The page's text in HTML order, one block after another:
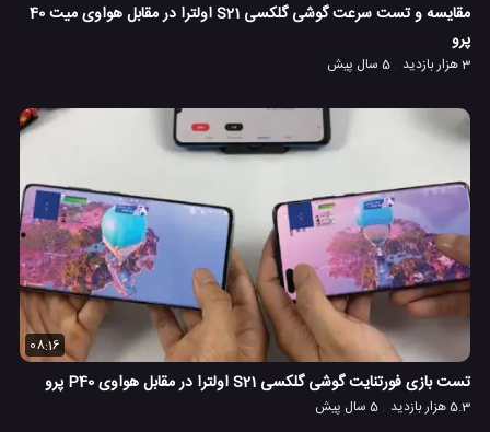
مقایسه و تست سرعت گوشی گلکسی S21 اولترا در مقابل هواوی میت 40
پرو
3 هزار بازدید 5 سال پیش
08:16
تست بازی فورتنایت گوشی گلکسی S21 اولترا در مقابل هواوی P40 پرو
5.3 هزار بازدید 5 سال پیش